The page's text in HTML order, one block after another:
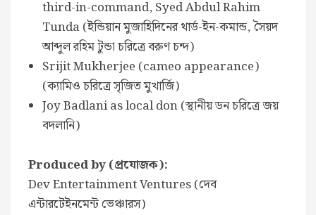
third-in-command, Syed Abdul Rahim
Tunda (ইন্ডিয়ান মুজাহিদিনের থার্ড-ইন-কমান্ড, সৈয়দ
আব্দুল রহিম টুন্ডা চরিত্রে বরুণ চন্দ)
Srijit Mukherjee (cameo appearance)
(ক্যামিও চরিত্রে সৃজিত মুখার্জি)
Joy Badlani as local don (স্থানীয় ডন চরিত্রে জয়
বদলানি)
Produced by (প্রযোজক):
Dev Entertainment Ventures (দেব
এন্টারটেইনমেন্ট ভেঞ্চারস)